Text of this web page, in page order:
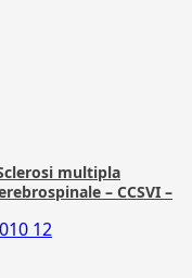
multipla
– CCSVI –
12